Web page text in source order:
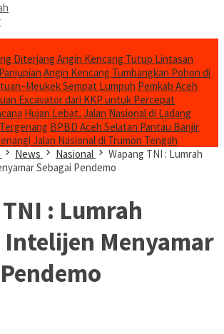
Diterjang Angin Kencang Tutup Lintasan
Angin Kencang Tumbangkan Pohon di
Sempat Lumpuh Pemkab Aceh
Excavator dari KKP untuk Percepat
Hujan Lebat, Jalan Nasional di Ladang
BPBD Aceh Selatan Pantau Banjir
Jalan Nasional di Trumon Tengah
News Nasional
Wapang TNI : Lumrah
Sebagai Pendemo
: Lumrah
Menyamar